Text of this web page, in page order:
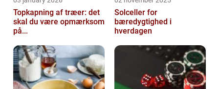
Topkapning af træer: det
skal du være opmærksom
på...
Solceller for
bæredygtighed i
hverdagen